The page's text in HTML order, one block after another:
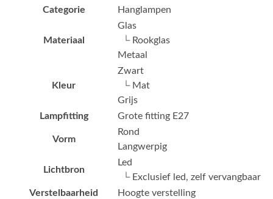
Categorie Hanglampen
Materiaal
Glas
└ Rookglas
Metaal
Kleur
Zwart
└ Mat
Grijs
Lampfitting
Grote fitting E27
Vorm
Rond
Langwerpig
Lichtbron
Led
└ Exclusief led, zelf vervangbaar
Verstelbaarheid
Hoogte verstelling